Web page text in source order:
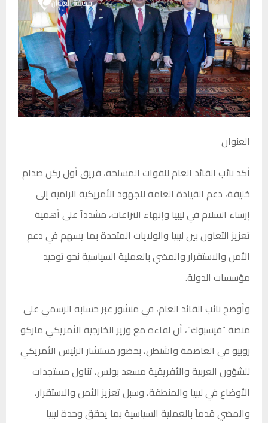
العنوان
أكد نائب القائد العام للقوات المسلحة، فريق أول ركن صدام
خليفة، دعم القيادة العامة للجهود الأمريكية الرامية إلى
إرساء السلام في ليبيا وإنهاء النزاعات، مشدداً على أهمية
تعزيز التعاون بين ليبيا والولايات المتحدة بما يسهم في دعم
الأمن والاستقرار والمضي بالعملية السياسية نحو توحيد
مؤسسات الدولة.
وأوضح نائب القائد العام، في منشور عبر حسابه الرسمي على
منصة “فيسبوك”، أن لقاءه مع وزير الخارجية الأمريكي ماركو
روبيو في العاصمة واشنطن، بحضور مستشار الرئيس الأمريكي
للشؤون العربية والأفريقية مسعد بولس، تناول مستجدات
الأوضاع في ليبيا والمنطقة، وسبل تعزيز الأمن والاستقرار،
والمضي قدماً بالعملية السياسية بما يحقق وحدة ليبيا